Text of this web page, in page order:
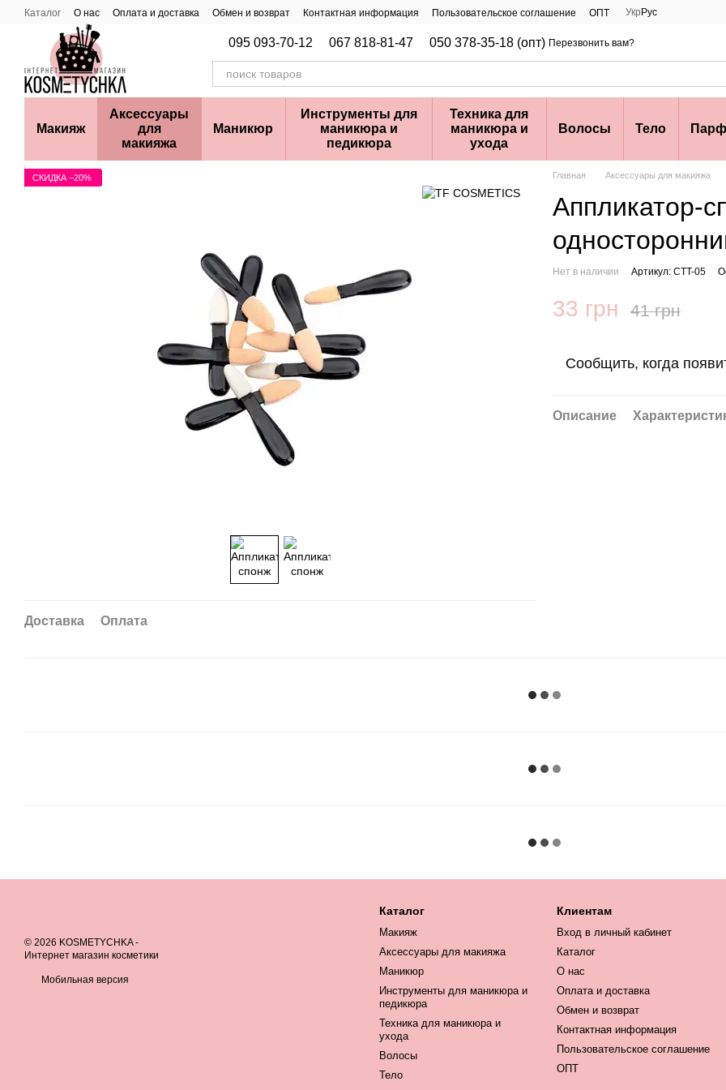
Перейти к основному контенту
Каталог О нас Оплата и доставка Обмен и возврат Контактная информация Пользовательское соглашение ОПТ Укр Рус
095 093-70-12 067 818-81-47 050 378-35-18 (опт) Перезвонить вам?
Макияж
Аксессуары
для
макияжа
Маникюр
Инструменты для
маникюра и
педикюра
Техника для
маникюра и
ухода
Волосы Тело
СКИДКА −20%
Доставка Оплата
Главная Аксессуары для макияжа
Аппликатор-
Нет в наличии Артикул: CTT-05
33 грн 41 грн
Сообщить, когда
Описание
© 2026 KOSMETYCHKA -
Интернет магазин косметики
Мобильная версия
Каталог
Макияж
Аксессуары для макияжа
Маникюр
Инструменты для маникюра и
педикюра
Техника для маникюра и
ухода
Волосы
Тело
Клиентам
Вход в личный кабинет
Каталог
О нас
Оплата и доставка
Обмен и возврат
Контактная информация
Пользовательское соглашение
ОПТ